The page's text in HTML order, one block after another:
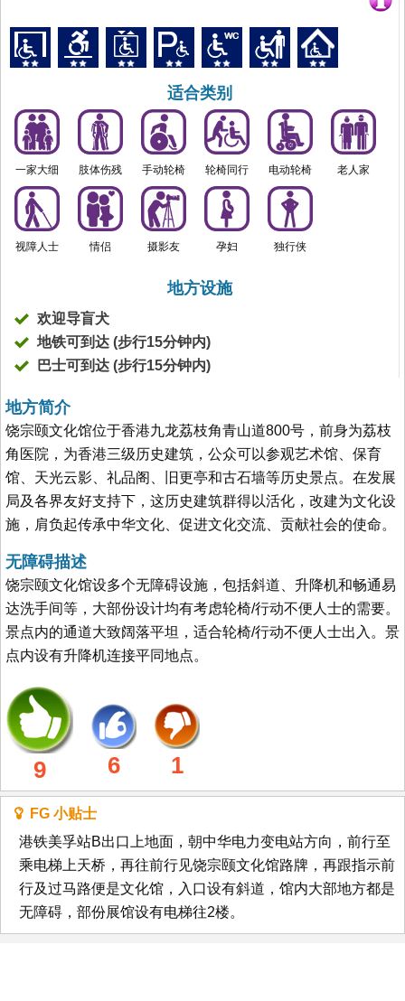
适合类别
一家大细 肢体伤残 手动轮椅 轮椅同行 电动轮椅 老人家
视障人士 情侣 摄影友 孕妇 独行侠
地方设施
欢迎导盲犬
地铁可到达 (步行15分钟内)
巴士可到达 (步行15分钟内)
地方简介
饶宗颐文化馆位于香港九龙荔枝角青山道800号，前身为荔枝
角医院，为香港三级历史建筑，公众可以参观艺术馆、保育
馆、天光云影、礼品阁、旧更亭和古石墙等历史景点。在发展
局及各界友好支持下，这历史建筑群得以活化，改建为文化设
施，肩负起传承中华文化、促进文化交流、贡献社会的使命。
无障碍描述
饶宗颐文化馆设多个无障碍设施，包括斜道、升降机和畅通易
达洗手间等，大部份设计均有考虑轮椅/行动不便人士的需要。
景点内的通道大致阔落平坦，适合轮椅/行动不便人士出入。景
点内设有升降机连接平同地点。
9 6 1
FG 小贴士
港铁美孚站B出口上地面，朝中华电力变电站方向，前行至
乘电梯上天桥，再往前行见饶宗颐文化馆路牌，再跟指示前
行及过马路便是文化馆，入口设有斜道，馆内大部地方都是
无障碍，部份展馆设有电梯往2楼。